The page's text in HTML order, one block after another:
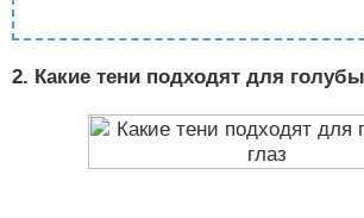
2. Какие тени подходят для